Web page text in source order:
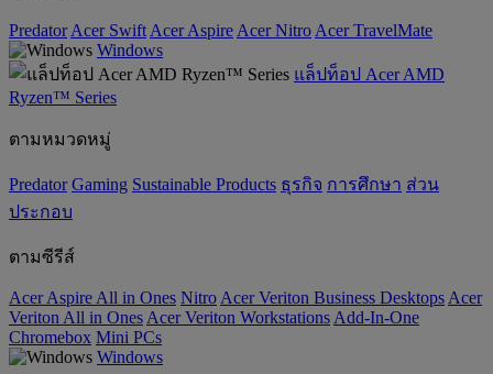
Predator Acer Swift Acer Aspire Acer Nitro Acer TravelMate
Windows
แล็ปท็อป Acer AMD
Ryzen™ Series
ตามหมวดหมู่
Predator Gaming ‌Sustainable Products ธุรกิจ การศึกษา ส่วน
ประกอบ
ตามซีรีส์
Acer Aspire All in Ones Nitro Acer Veriton Business Desktops Acer
Veriton All in Ones Acer Veriton Workstations Add-In-One
Chromebox Mini PCs
Windows